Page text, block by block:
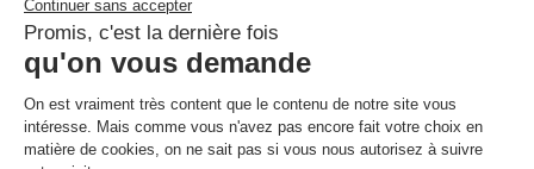
sécurité, lasanté
Demandez votre devis gratuitet offrez une
protection durable à votre foyer.